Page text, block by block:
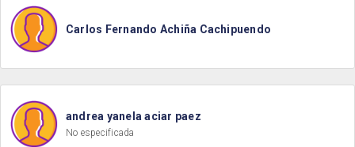
Carlos Fernando Achiña Cachipuendo
andrea yanela aciar paez
No especificada